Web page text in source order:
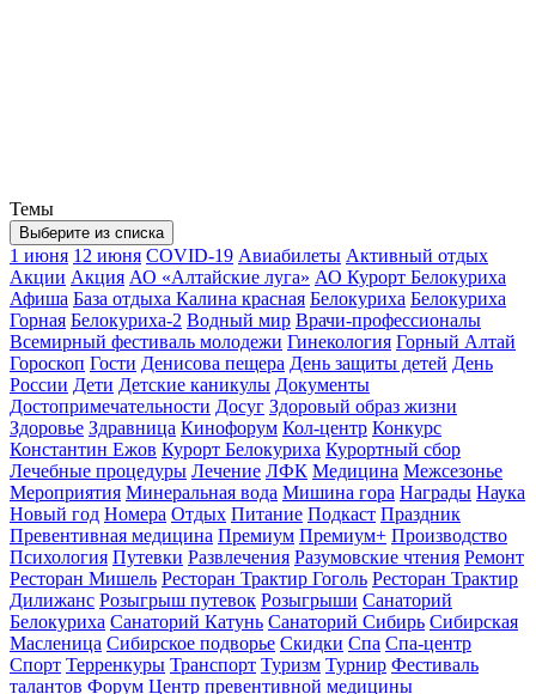
Темы
Выберите из списка
1 июня 12 июня COVID-19 Авиабилеты Активный отдых
Акции Акция АО «Алтайские луга» АО Курорт Белокуриха
Афиша База отдыха Калина красная Белокуриха Белокуриха
Горная Белокуриха-2 Водный мир Врачи-профессионалы
Всемирный фестиваль молодежи Гинекология Горный Алтай
Гороскоп Гости Денисова пещера День защиты детей День
России Дети Детские каникулы Документы
Достопримечательности Досуг Здоровый образ жизни
Здоровье Здравница Кинофорум Кол-центр Конкурс
Константин Ежов Курорт Белокуриха Курортный сбор
Лечебные процедуры Лечение ЛФК Медицина Межсезонье
Мероприятия Минеральная вода Мишина гора Награды Наука
Новый год Номера Отдых Питание Подкаст Праздник
Превентивная медицина Премиум Премиум+ Производство
Психология Путевки Развлечения Разумовские чтения Ремонт
Ресторан Мишель Ресторан Трактир Гоголь Ресторан Трактир
Дилижанс Розыгрыш путевок Розыгрыши Санаторий
Белокуриха Санаторий Катунь Санаторий Сибирь Сибирская
Масленица Сибирское подворье Скидки Спа Спа-центр
Спорт Терренкуры Транспорт Туризм Турнир Фестиваль
талантов Форум Центр превентивной медицины